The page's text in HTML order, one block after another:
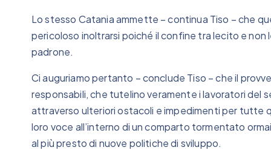
Lo stesso Catania ammette – continua Tiso – che
pericoloso inoltrarsi poiché il confine tra lecito e
padrone.
Ci auguriamo pertanto – conclude Tiso – che il
responsabili, che tutelino veramente i lavoratori del
attraverso ulteriori ostacoli e impedimenti per tutte
loro voce all’interno di un comparto tormentato
al più presto di nuove politiche di sviluppo.